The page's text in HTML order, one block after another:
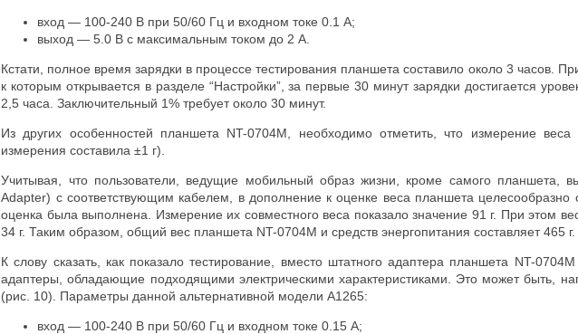
вход — 100-240 В при 50/60 Гц и входном токе 0.1 А;
выход — 5.0 В с максимальным током до 2 А.
Кстати, полное время зарядки в процессе тестирования планшета составило около 3 часов.
к которым открывается в разделе “Настройки”, за первые 30 минут зарядки достигается
2,5 часа. Заключительный 1% требует около 30 минут.
Из других особенностей планшета NT-0704M, необходимо отметить, что измерение
измерения составила ±1 г).
Учитывая, что пользователи, ведущие мобильный образ жизни, кроме самого
Adapter) с соответствующим кабелем, в дополнение к оценке веса планшета целесообразно
оценка была выполнена. Измерение их совместного веса показало значение 91 г. При этом
34 г. Таким образом, общий вес планшета NT-0704M и средств энергопитания составляет 465 г.
К слову сказать, как показало тестирование, вместо штатного адаптера планшета NT-
адаптеры, обладающие подходящими электрическими характеристиками. Это может быть,
(рис. 10). Параметры данной альтернативной модели A1265:
вход — 100-240 В при 50/60 Гц и входном токе 0.15 А;